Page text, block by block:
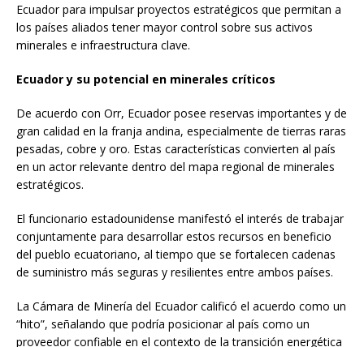
Ecuador para impulsar proyectos estratégicos que permitan a
los países aliados tener mayor control sobre sus activos
minerales e infraestructura clave.
Ecuador y su potencial en minerales críticos
De acuerdo con Orr, Ecuador posee reservas importantes y de
gran calidad en la franja andina, especialmente de tierras raras
pesadas, cobre y oro. Estas características convierten al país
en un actor relevante dentro del mapa regional de minerales
estratégicos.
El funcionario estadounidense manifestó el interés de trabajar
conjuntamente para desarrollar estos recursos en beneficio
del pueblo ecuatoriano, al tiempo que se fortalecen cadenas
de suministro más seguras y resilientes entre ambos países.
La Cámara de Minería del Ecuador calificó el acuerdo como un
“hito”, señalando que podría posicionar al país como un
proveedor confiable en el contexto de la transición energética